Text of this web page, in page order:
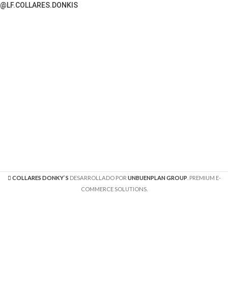
@LF.COLLARES.DONKIS
COLLARES DONKY`S DESARROLLADO POR UNBUENPLAN GROUP . PREMIUM E-
COMMERCE SOLUTIONS.